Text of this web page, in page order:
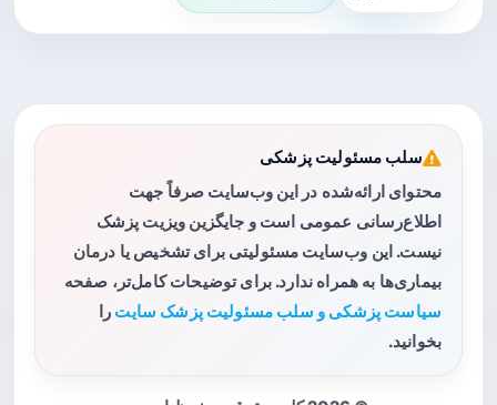
سلب مسئولیت پزشکی
محتوای ارائه‌شده در این وب‌سایت صرفاً جهت
اطلاع‌رسانی عمومی است و جایگزین ویزیت پزشک
نیست. این وب‌سایت مسئولیتی برای تشخیص یا درمان
بیماری‌ها به همراه ندارد. برای توضیحات کامل‌تر، صفحه
سیاست پزشکی و سلب مسئولیت پزشک سایت را
بخوانید.